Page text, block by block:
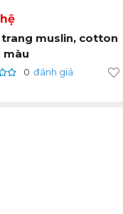
trang muslin, cotton
màu
0 đánh giá